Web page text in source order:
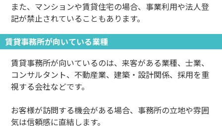
また、マンションや賃貸住宅の場合、事業利用や法人登
記が禁止されていることもあります。
賃貸事務所が向いている業種
賃貸事務所が向いているのは、来客がある業種、士業、
コンサルタント、不動産業、建築・設計関係、採用を重
視する会社などです。
お客様が訪問する機会がある場合、事務所の立地や雰囲
気は信頼感に直結します。